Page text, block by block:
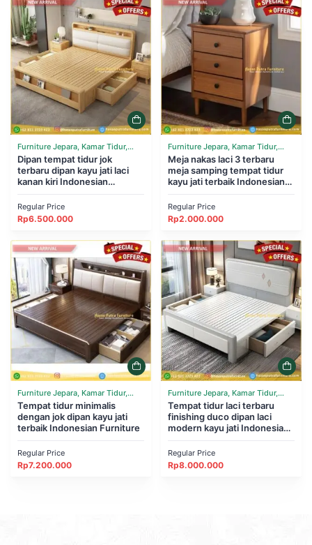
Furniture Jepara, Kamar Tidur,
Tempat Tidur
Dipan tempat tidur jok
terbaru dipan kayu jati laci
kanan kiri Indonesian
Regular Price
Rp6.500.000
Furniture Jepara, Kamar Tidur,
Tempat Tidur
Meja nakas laci 3 terbaru
meja samping tempat tidur
kayu jati terbaik Indonesian
Regular Price
Rp2.000.000
Furniture Jepara, Kamar Tidur,
Tempat Tidur
Tempat tidur minimalis
dengan jok dipan kayu jati
terbaik Indonesian Furniture
Regular Price
Rp7.200.000
Furniture Jepara, Kamar Tidur,
Tempat Tidur
Tempat tidur laci terbaru
finishing duco dipan laci
modern kayu jati Indonesian
Regular Price
Rp8.000.000